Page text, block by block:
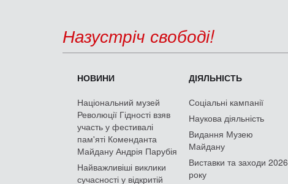
Назустріч свободі!
НОВИНИ
Національний музей
Революції Гідності взяв
участь у фестивалі
пам'яті Коменданта
Майдану Андрія Парубія
Найважливіші виклики
сучасності у відкритій
ДІЯЛЬНІСТЬ
Соціальні кампанії
Наукова діяльність
Видання Музею
Майдану
Виставки та заходи 2026
року